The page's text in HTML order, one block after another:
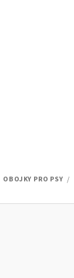
OBOJKY PRO PSY /